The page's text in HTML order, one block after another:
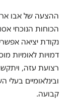
ההצעה של אבו
הכוחות הנוכחי
נקודת יציאה
דמויות לאומיות
רצועת עזה,
ובינלאומיים
קבועה.